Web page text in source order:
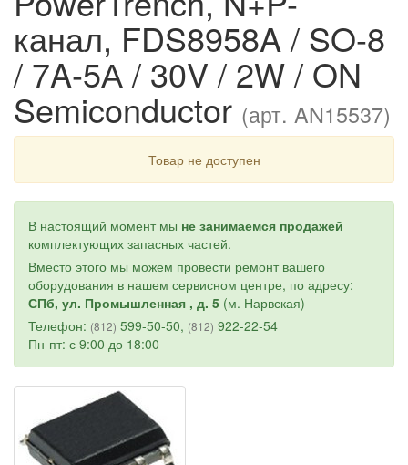
канал, FDS8958A / SO-8
/ 7A-5А / 30V / 2W / ON
Semiconductor (арт. AN15537)
Товар не доступен
В настоящий момент мы не занимаемся продажей
комплектующих запасных частей.
Вместо этого мы можем провести ремонт вашего
оборудования в нашем сервисном центре, по адресу:
СПб, ул. Промышленная , д. 5 (м. Нарвская)
Телефон: (812) 599-50-50, (812) 922-22-54
Пн-пт: с 9:00 до 18:00